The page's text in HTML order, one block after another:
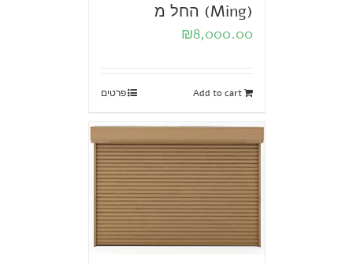
(Ming) החל מ
₪8,000.00
Add to cart פרטים